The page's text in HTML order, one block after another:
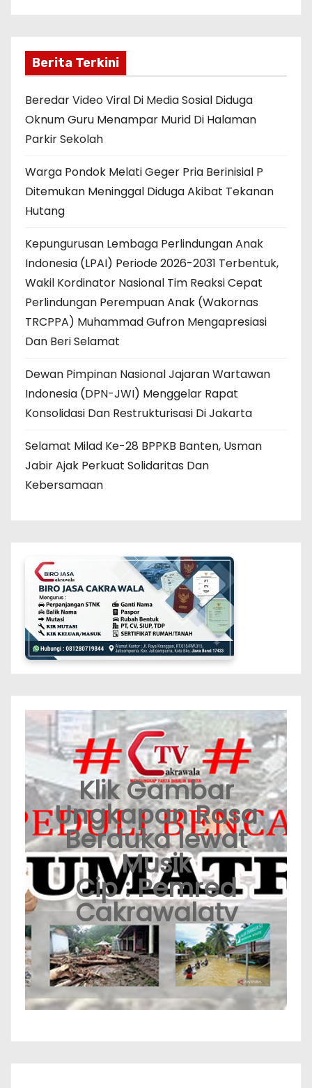
Berita Terkini
Beredar Video Viral Di Media Sosial Diduga
Oknum Guru Menampar Murid Di Halaman
Parkir Sekolah
Warga Pondok Melati Geger Pria Berinisial P
Ditemukan Meninggal Diduga Akibat Tekanan
Hutang
Kepungurusan Lembaga Perlindungan Anak
Indonesia (LPAI) Periode 2026-2031 Terbentuk,
Wakil Kordinator Nasional Tim Reaksi Cepat
Perlindungan Perempuan Anak (Wakornas
TRCPPA) Muhammad Gufron Mengapresiasi
Dan Beri Selamat
Dewan Pimpinan Nasional Jajaran Wartawan
Indonesia (DPN-JWI) Menggelar Rapat
Konsolidasi Dan Restrukturisasi Di Jakarta
Selamat Milad Ke-28 BPPKB Banten, Usman
Jabir Ajak Perkuat Solidaritas Dan
Kebersamaan
Klik Gambar
Ungkapan Rasa
Berduka lewat
Musik
Cip : Pemred
Cakrawalatv